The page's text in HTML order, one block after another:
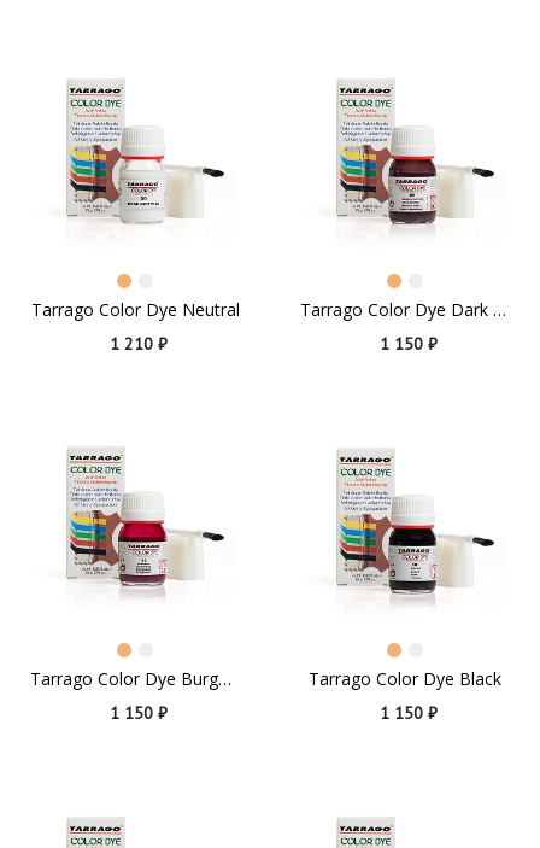
Tarrago Color Dye Neutral
1 210 ₽
Tarrago Color Dye Dark Brown
1 150 ₽
Tarrago Color Dye Burgundy
1 150 ₽
Tarrago Color Dye Black
1 150 ₽